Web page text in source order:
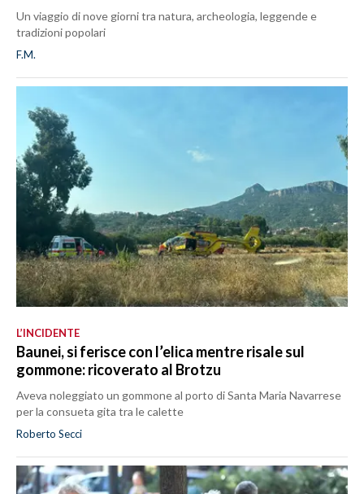
Un viaggio di nove giorni tra natura, archeologia, leggende e
tradizioni popolari
F.M.
L’INCIDENTE
Baunei, si ferisce con l’elica mentre risale sul
gommone: ricoverato al Brotzu
Aveva noleggiato un gommone al porto di Santa Maria Navarrese
per la consueta gita tra le calette
Roberto Secci